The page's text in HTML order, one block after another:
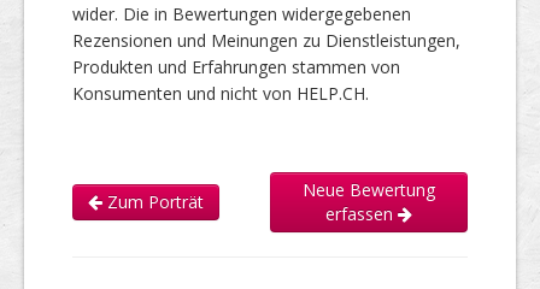
wider. Die in Bewertungen widergegebenen
Rezensionen und Meinungen zu Dienstleistungen,
Produkten und Erfahrungen stammen von
Konsumenten und nicht von HELP.CH.
Zum Porträt
Neue Bewertung
erfassen